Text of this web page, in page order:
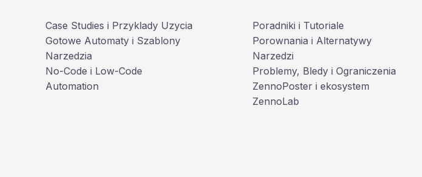
Case Studies i Przyklady Uzycia
Gotowe Automaty i Szablony
Narzedzia
No-Code i Low-Code
Automation
Poradniki i Tutoriale
Porownania i Alternatywy
Narzedzi
Problemy, Bledy i Ograniczenia
ZennoPoster i ekosystem
ZennoLab